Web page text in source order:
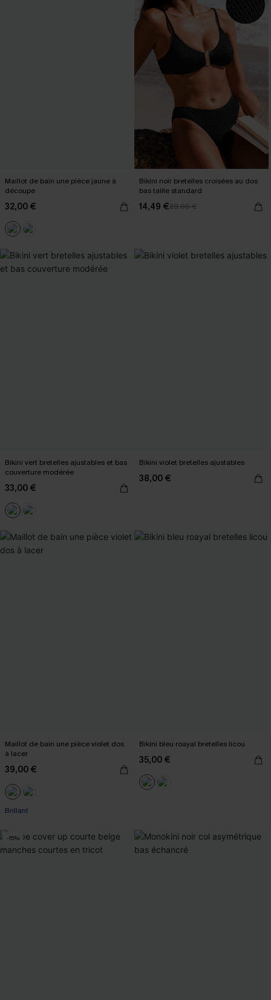
Maillot de bain une pièce jaune à
découpe
32,00 €
Bikini noir bretelles croisées au dos
bas taille standard
14,49 €29,00 €
Bikini vert bretelles ajustables et bas
couverture modérée
33,00 €
Bikini violet bretelles ajustables
38,00 €
Maillot de bain une pièce violet dos
à lacer
39,00 €
Brillant
Bikini bleu roayal bretelles licou
35,00 €
-15%